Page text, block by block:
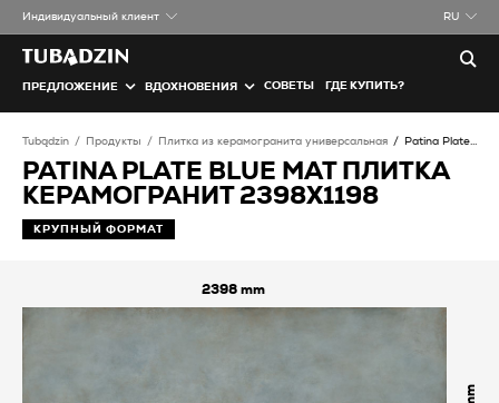
Индивидуальный клиент RU
ПРЕДЛОЖЕНИЕ ВДОХНОВЕНИЯ СОВЕТЫ ГДЕ КУПИТЬ?
Tubądzin Продукты Плитка из керамогранита универсальная Patina Plate blue MAT Плитка керамогранит
PATINA PLATE BLUE MAT ПЛИТКА
КЕРАМОГРАНИТ 2398X1198
КРУПНЫЙ ФОРМАТ
2398